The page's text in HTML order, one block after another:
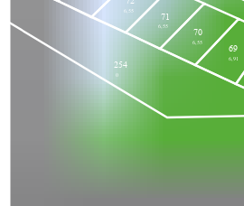
6,91
69
6,55
70
6,55
71
6,55
0
254